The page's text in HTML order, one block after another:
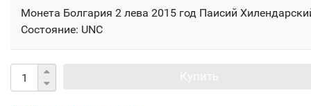
Монета Болгария 2 лева 2015 год Паисий
Состояние: UNC